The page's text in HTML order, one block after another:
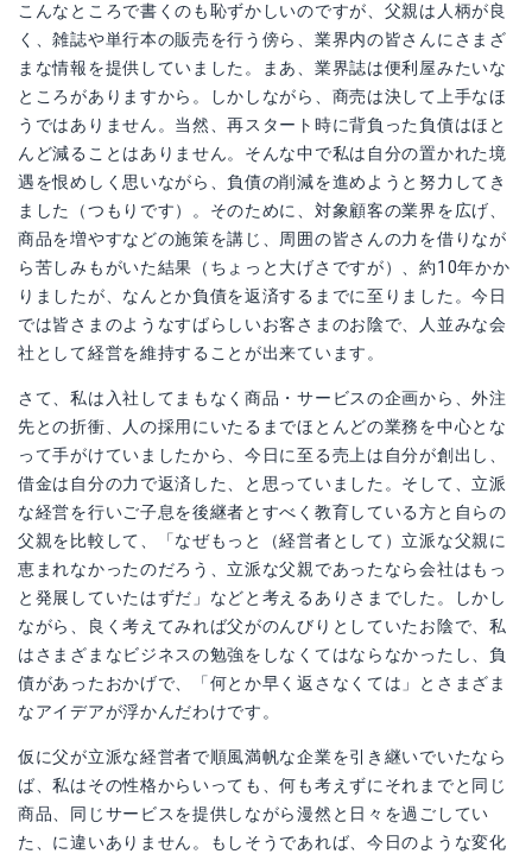
こんなところで書くのも恥ずかしいのですが、父親は人柄が良
く、雑誌や単行本の販売を行う傍ら、業界内の皆さんにさまざ
まな情報を提供していました。まあ、業界誌は便利屋みたいな
ところがありますから。しかしながら、商売は決して上手なほ
うではありません。当然、再スタート時に背負った負債はほと
んど減ることはありません。そんな中で私は自分の置かれた境
遇を恨めしく思いながら、負債の削減を進めようと努力してき
ました（つもりです）。そのために、対象顧客の業界を広げ、
商品を増やすなどの施策を講じ、周囲の皆さんの力を借りなが
ら苦しみもがいた結果（ちょっと大げさですが）、約10年かか
りましたが、なんとか負債を返済するまでに至りました。今日
では皆さまのようなすばらしいお客さまのお陰で、人並みな会
社として経営を維持することが出来ています。
さて、私は入社してまもなく商品・サービスの企画から、外注
先との折衝、人の採用にいたるまでほとんどの業務を中心とな
って手がけていましたから、今日に至る売上は自分が創出し、
借金は自分の力で返済した、と思っていました。そして、立派
な経営を行いご子息を後継者とすべく教育している方と自らの
父親を比較して、「なぜもっと（経営者として）立派な父親に
恵まれなかったのだろう、立派な父親であったなら会社はもっ
と発展していたはずだ」などと考えるありさまでした。しかし
ながら、良く考えてみれば父がのんびりとしていたお陰で、私
はさまざまなビジネスの勉強をしなくてはならなかったし、負
債があったおかげで、「何とか早く返さなくては」とさまざま
なアイデアが浮かんだわけです。
仮に父が立派な経営者で順風満帆な企業を引き継いでいたなら
ば、私はその性格からいっても、何も考えずにそれまでと同じ
商品、同じサービスを提供しながら漫然と日々を過ごしてい
た、に違いありません。もしそうであれば、今日のような変化